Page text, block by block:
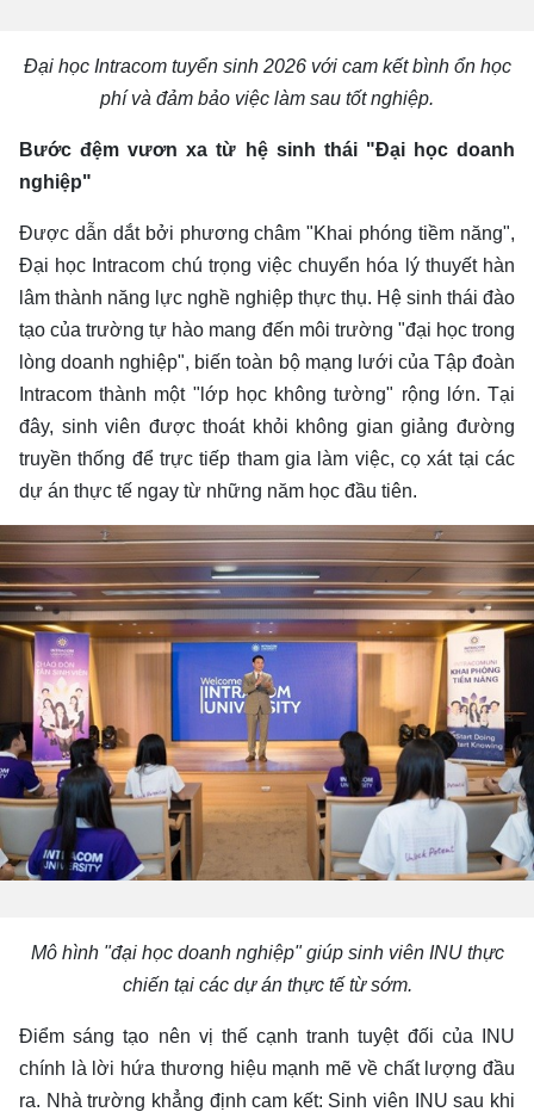
Đại học Intracom tuyển sinh 2026 với cam kết bình ổn học
phí và đảm bảo việc làm sau tốt nghiệp.
Bước đệm vươn xa từ hệ sinh thái "Đại học doanh
nghiệp"
Được dẫn dắt bởi phương châm "Khai phóng tiềm năng",
Đại học Intracom chú trọng việc chuyển hóa lý thuyết hàn
lâm thành năng lực nghề nghiệp thực thụ. Hệ sinh thái đào
tạo của trường tự hào mang đến môi trường "đại học trong
lòng doanh nghiệp", biến toàn bộ mạng lưới của Tập đoàn
Intracom thành một "lớp học không tường" rộng lớn. Tại
đây, sinh viên được thoát khỏi không gian giảng đường
truyền thống để trực tiếp tham gia làm việc, cọ xát tại các
dự án thực tế ngay từ những năm học đầu tiên.
Mô hình "đại học doanh nghiệp" giúp sinh viên INU thực
chiến tại các dự án thực tế từ sớm.
Điểm sáng tạo nên vị thế cạnh tranh tuyệt đối của INU
chính là lời hứa thương hiệu mạnh mẽ về chất lượng đầu
ra. Nhà trường khẳng định cam kết: Sinh viên INU sau khi